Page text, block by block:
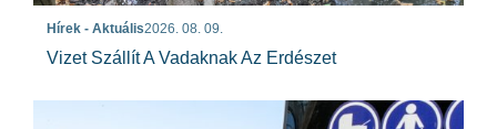
Hírek - Aktuális2026. 08. 09.
Vizet Szállít A Vadaknak Az Erdészet